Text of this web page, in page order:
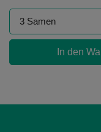
In den